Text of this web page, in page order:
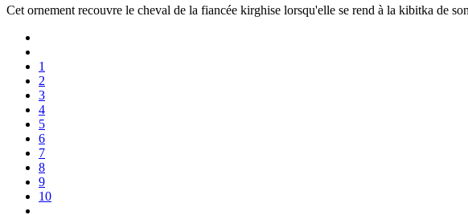
Cet ornement recouvre le cheval de la fiancée kirghise lorsqu'elle se rend à la kibitka de
1
2
3
4
5
6
7
8
9
10